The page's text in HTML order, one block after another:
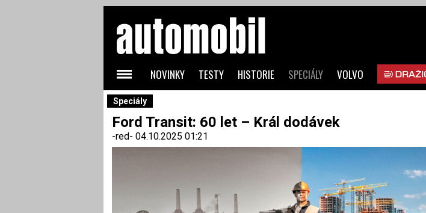
Speciály
Ford Transit: 60 let – Král dodávek
-red- 04.10.2025 01:21
NOVINKY TESTY HISTORIE SPECIÁLY VOLVO